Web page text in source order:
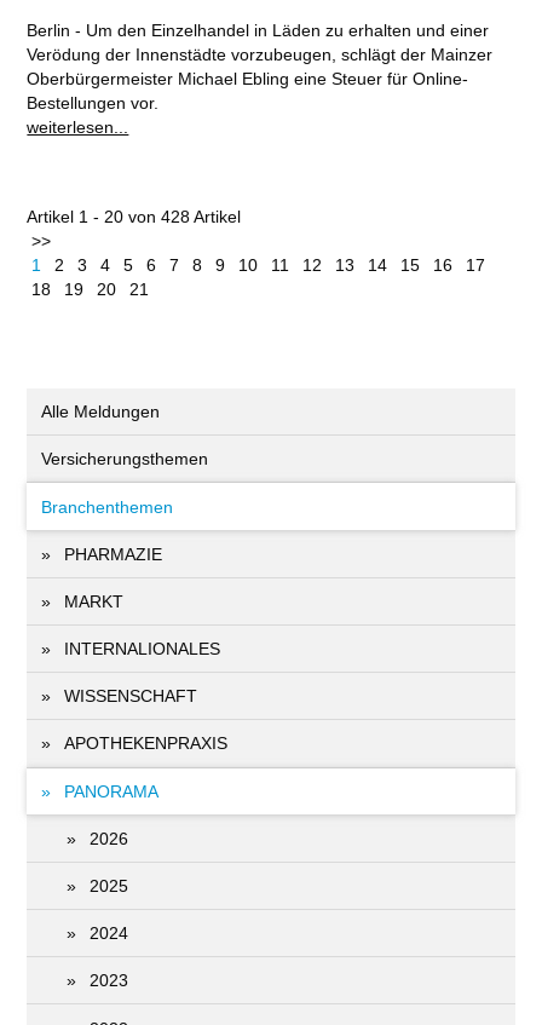
Berlin - Um den Einzelhandel in Läden zu erhalten und einer
Verödung der Innenstädte vorzubeugen, schlägt der Mainzer
Oberbürgermeister Michael Ebling eine Steuer für Online-
Bestellungen vor.
weiterlesen...
Artikel 1 - 20 von 428 Artikel
>>
1
2 3 4 5 6 7 8 9 10 11 12 13 14 15 16
17
18
19 20 21
Alle Meldungen
Versicherungsthemen
Branchenthemen
PHARMAZIE
MARKT
INTERNALIONALES
WISSENSCHAFT
APOTHEKENPRAXIS
PANORAMA
2026
2025
2024
2023